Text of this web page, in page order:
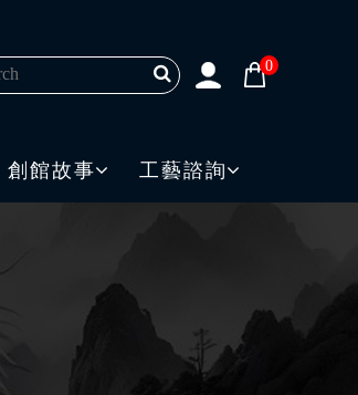
0
創館故事 工藝諮詢